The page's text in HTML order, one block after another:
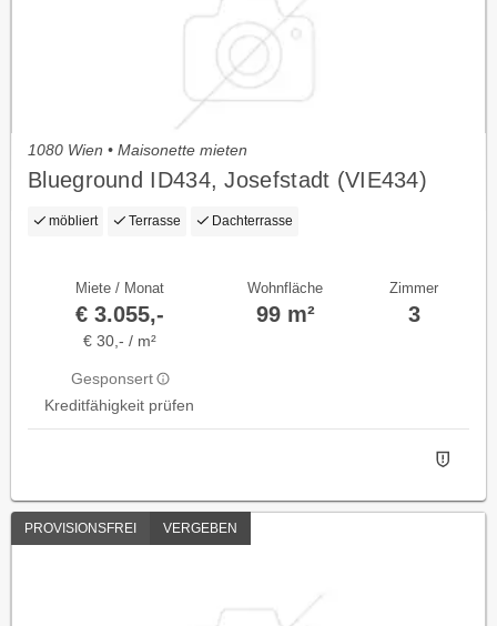
1080 Wien • Maisonette mieten
Blueground ID434, Josefstadt (VIE434)
möbliert Terrasse Dachterrasse
Miete / Monat
€ 3.055,-
€ 30,- / m²
Gesponsert
Kreditfähigkeit prüfen
Wohnfläche
99 m²
Zimmer
3
PROVISIONSFREI VERGEBEN